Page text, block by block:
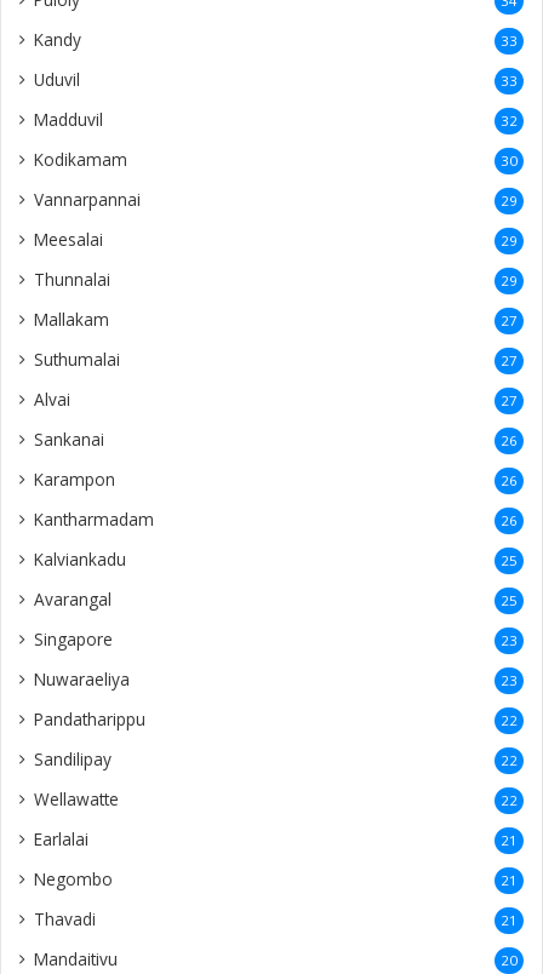
Kandy 33
Uduvil 33
Madduvil 32
Kodikamam 30
Vannarpannai 29
Meesalai 29
Thunnalai 29
Mallakam 27
Suthumalai 27
Alvai 27
Sankanai 26
Karampon 26
Kantharmadam 26
Kalviankadu 25
Avarangal 25
Singapore 23
Nuwaraeliya 23
Pandatharippu 22
Sandilipay 22
Wellawatte 22
Earlalai 21
Negombo 21
Thavadi 21
Mandaitivu 20